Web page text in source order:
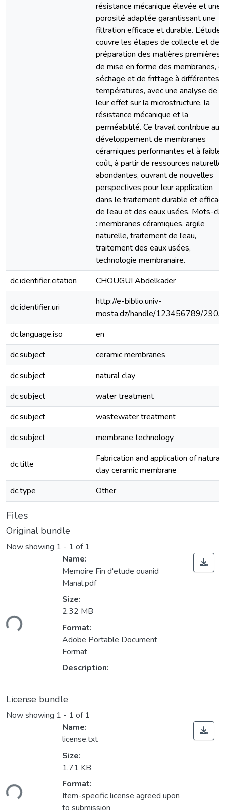
résistance mécanique élevée et une
porosité adaptée garantissant une
filtration efficace et durable. L’étude
couvre les étapes de collecte et de
préparation des matières premières,
de mise en forme des membranes,
séchage et de frittage à différentes
températures, avec une analyse de
leur effet sur la microstructure, la
résistance mécanique et la
perméabilité. Ce travail contribue au
développement de membranes
céramiques performantes et à faible
coût, à partir de ressources
abondantes, ouvrant de nouvelles
perspectives pour leur application
dans le traitement durable et
de l’eau et des eaux usées. Mots-
: membranes céramiques, argile
naturelle, traitement de l’eau,
traitement des eaux usées,
technologie membranaire.
dc.identifier.citation
CHOUGUI Abdelkader
dc.identifier.uri
http://e-biblio.univ-
mosta.dz/handle/123456789/
dc.language.iso
en
dc.subject
ceramic membranes
dc.subject
natural clay
dc.subject
water treatment
dc.subject
wastewater treatment
dc.subject
membrane technology
dc.title
Fabrication and application of natural
clay ceramic membrane
dc.type
Other
Files
Original bundle
Now showing 1 - 1 of 1
Loading...
Name:
Memoire Fin d'etude ouanid
Manal.pdf
Size:
2.32 MB
Format:
Adobe Portable Document
Format
Description:
License bundle
Now showing 1 - 1 of 1
Loading...
Name:
license.txt
Size:
1.71 KB
Format:
Item-specific license agreed upon
to submission